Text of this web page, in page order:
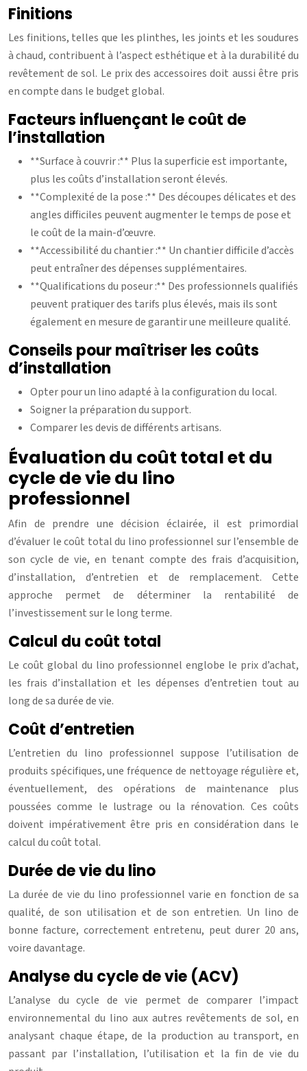
Finitions
Les finitions, telles que les plinthes, les joints et les soudures
à chaud, contribuent à l’aspect esthétique et à la durabilité du
revêtement de sol. Le prix des accessoires doit aussi être pris
en compte dans le budget global.
Facteurs influençant le coût de
l’installation
**Surface à couvrir :** Plus la superficie est importante,
plus les coûts d’installation seront élevés.
**Complexité de la pose :** Des découpes délicates et des
angles difficiles peuvent augmenter le temps de pose et
le coût de la main-d’œuvre.
**Accessibilité du chantier :** Un chantier difficile d’accès
peut entraîner des dépenses supplémentaires.
**Qualifications du poseur :** Des professionnels qualifiés
peuvent pratiquer des tarifs plus élevés, mais ils sont
également en mesure de garantir une meilleure qualité.
Conseils pour maîtriser les coûts
d’installation
Opter pour un lino adapté à la configuration du local.
Soigner la préparation du support.
Comparer les devis de différents artisans.
Évaluation du coût total et du
cycle de vie du lino
professionnel
Afin de prendre une décision éclairée, il est primordial
d’évaluer le coût total du lino professionnel sur l’ensemble de
son cycle de vie, en tenant compte des frais d’acquisition,
d’installation, d’entretien et de remplacement. Cette
approche permet de déterminer la rentabilité de
l’investissement sur le long terme.
Calcul du coût total
Le coût global du lino professionnel englobe le prix d’achat,
les frais d’installation et les dépenses d’entretien tout au
long de sa durée de vie.
Coût d’entretien
L’entretien du lino professionnel suppose l’utilisation de
produits spécifiques, une fréquence de nettoyage régulière et,
éventuellement, des opérations de maintenance plus
poussées comme le lustrage ou la rénovation. Ces coûts
doivent impérativement être pris en considération dans le
calcul du coût total.
Durée de vie du lino
La durée de vie du lino professionnel varie en fonction de sa
qualité, de son utilisation et de son entretien. Un lino de
bonne facture, correctement entretenu, peut durer 20 ans,
voire davantage.
Analyse du cycle de vie (ACV)
L’analyse du cycle de vie permet de comparer l’impact
environnemental du lino aux autres revêtements de sol, en
analysant chaque étape, de la production au transport, en
passant par l’installation, l’utilisation et la fin de vie du